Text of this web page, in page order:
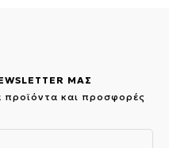
ΜΑΣ
προϊόντα και προσφορές